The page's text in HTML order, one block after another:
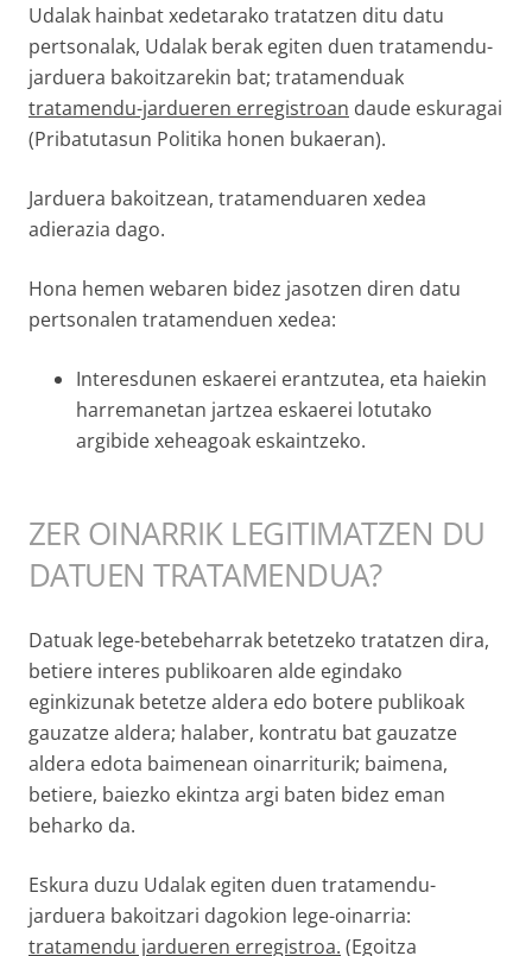
Udalak hainbat xedetarako tratatzen ditu datu
pertsonalak, Udalak berak egiten duen tratamendu-
jarduera bakoitzarekin bat; tratamenduak
tratamendu-jardueren erregistroan daude eskuragai
(Pribatutasun Politika honen bukaeran).
Jarduera bakoitzean, tratamenduaren xedea
adierazia dago.
Hona hemen webaren bidez jasotzen diren datu
pertsonalen tratamenduen xedea:
Interesdunen eskaerei erantzutea, eta haiekin
harremanetan jartzea eskaerei lotutako
argibide xeheagoak eskaintzeko.
ZER OINARRIK LEGITIMATZEN DU
DATUEN TRATAMENDUA?
Datuak lege-betebeharrak betetzeko tratatzen dira,
betiere interes publikoaren alde egindako
eginkizunak betetze aldera edo botere publikoak
gauzatze aldera; halaber, kontratu bat gauzatze
aldera edota baimenean oinarriturik; baimena,
betiere, baiezko ekintza argi baten bidez eman
beharko da.
Eskura duzu Udalak egiten duen tratamendu-
jarduera bakoitzari dagokion lege-oinarria:
tratamendu jardueren erregistroa. (Egoitza